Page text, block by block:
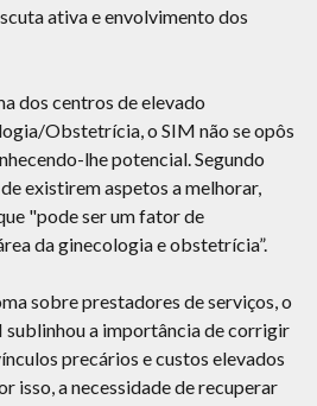
ativa e envolvimento dos
dos centros de elevado
Obstetrícia, o SIM não se opôs
lhe potencial. Segundo
existirem aspetos a melhorar,
"pode ser um fator de
da ginecologia e obstetrícia”.
sobre prestadores de serviços, o
a importância de corrigir
precários e custos elevados
isso, a necessidade de recuperar